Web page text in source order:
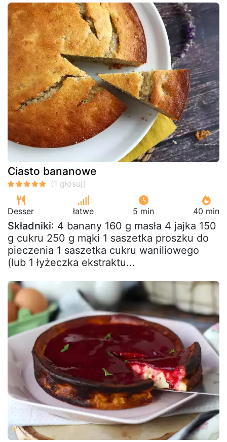
Ciasto bananowe
Desser łatwe 5 min 40 min
Składniki: 4 banany 160 g masła 4 jajka 150
g cukru 250 g mąki 1 saszetka proszku do
pieczenia 1 saszetka cukru waniliowego
(lub 1 łyżeczka ekstraktu...